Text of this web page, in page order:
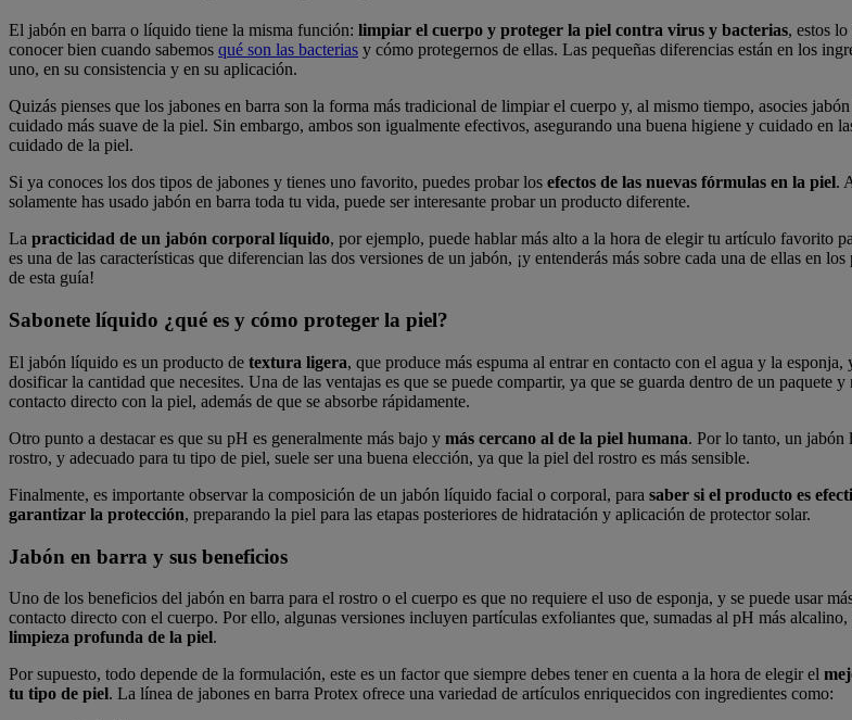
El jabón en barra o líquido tiene la misma función: limpiar el cuerpo y proteger la piel contra virus y bacterias, estos
conocer bien cuando sabemos qué son las bacterias y cómo protegernos de ellas. Las pequeñas diferencias están en los
uno, en su consistencia y en su aplicación.
Quizás pienses que los jabones en barra son la forma más tradicional de limpiar el cuerpo y, al mismo tiempo, asocies
cuidado más suave de la piel. Sin embargo, ambos son igualmente efectivos, asegurando una buena higiene y cuidado en
cuidado de la piel.
Si ya conoces los dos tipos de jabones y tienes uno favorito, puedes probar los efectos de las nuevas fórmulas en la piel.
solamente has usado jabón en barra toda tu vida, puede ser interesante probar un producto diferente.
La practicidad de un jabón corporal líquido, por ejemplo, puede hablar más alto a la hora de elegir tu artículo favorito
es una de las características que diferencian las dos versiones de un jabón, ¡y entenderás más sobre cada una de ellas en
de esta guía!
Sabonete líquido ¿qué es y cómo proteger la piel?
El jabón líquido es un producto de textura ligera, que produce más espuma al entrar en contacto con el agua y la esponja,
dosificar la cantidad que necesites. Una de las ventajas es que se puede compartir, ya que se guarda dentro de un paquete y
contacto directo con la piel, además de que se absorbe rápidamente.
Otro punto a destacar es que su pH es generalmente más bajo y más cercano al de la piel humana. Por lo tanto, un jabón
rostro, y adecuado para tu tipo de piel, suele ser una buena elección, ya que la piel del rostro es más sensible.
Finalmente, es importante observar la composición de un jabón líquido facial o corporal, para saber si el producto es
garantizar la protección, preparando la piel para las etapas posteriores de hidratación y aplicación de protector solar.
Jabón en barra y sus beneficios
Uno de los beneficios del jabón en barra para el rostro o el cuerpo es que no requiere el uso de esponja, y se puede usar
contacto directo con el cuerpo. Por ello, algunas versiones incluyen partículas exfoliantes que, sumadas al pH más alcalino,
limpieza profunda de la piel.
Por supuesto, todo depende de la formulación, este es un factor que siempre debes tener en cuenta a la hora de elegir el
tu tipo de piel. La línea de jabones en barra Protex ofrece una variedad de artículos enriquecidos con ingredientes como: